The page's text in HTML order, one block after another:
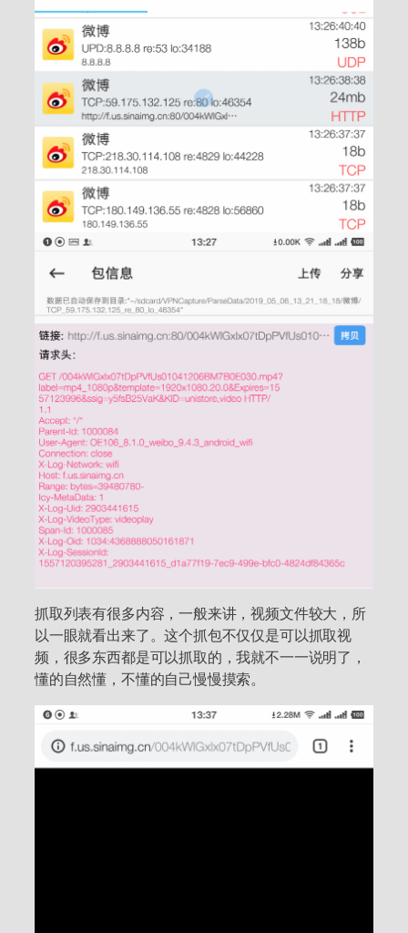
抓取列表有很多内容，一般来讲，视频文件较大，所
以一眼就看出来了。这个抓包不仅仅是可以抓取视
频，很多东西都是可以抓取的，我就不一一说明了，
懂的自然懂，不懂的自己慢慢摸索。